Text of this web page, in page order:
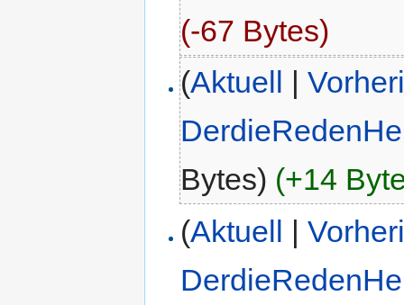
(-67 Bytes)
(Aktuell |
Bytes) (+14
(Aktuell |